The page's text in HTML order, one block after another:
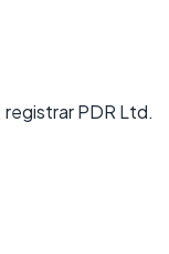
registrar PDR Ltd.